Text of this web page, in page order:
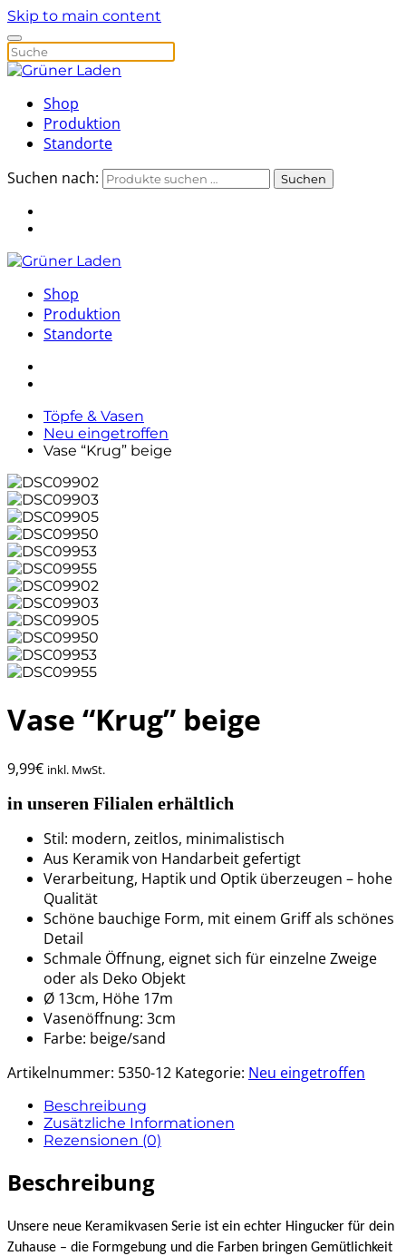
Skip to main content
Shop
Produktion
Standorte
Suchen nach:
Suchen
Shop
Produktion
Standorte
Töpfe & Vasen
Neu eingetroffen
Vase “Krug” beige
Vase “Krug” beige
9,99€ inkl. MwSt.
in unseren Filialen erhältlich
Stil: modern, zeitlos, minimalistisch
Aus Keramik von Handarbeit gefertigt
Verarbeitung, Haptik und Optik überzeugen – hohe
Qualität
Schöne bauchige Form, mit einem Griff als schönes
Detail
Schmale Öffnung, eignet sich für einzelne Zweige
oder als Deko Objekt
Ø 13cm, Höhe 17m
Vasenöffnung: 3cm
Farbe: beige/sand
Artikelnummer: 5350-12 Kategorie: Neu eingetroffen
Beschreibung
Zusätzliche Informationen
Rezensionen (0)
Beschreibung
Unsere neue Keramikvasen Serie ist ein echter Hingucker für dein
Zuhause – die Formgebung und die Farben bringen Gemütlichkeit